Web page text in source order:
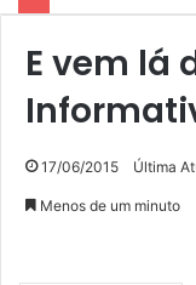
E vem lá
17/06/2015 Última
Menos de um minuto